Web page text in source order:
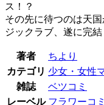
ス！？
その先に待つのは天
ジックラブ、遂に完結
著者
ちより
カテゴリ 少女・女性
雑誌
ベツコミ
レーベル フラワーコ